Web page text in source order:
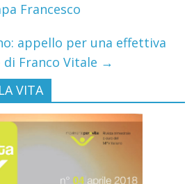
Francesco
appello per una effettiva
Franco Vitale →
VITA